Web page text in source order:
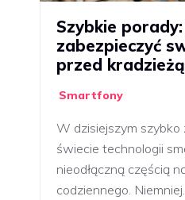
Szybkie porady:
zabezpieczyć
przed
Smartfony
W dzisiejszym szybko
świecie technologii
nieodłączną częścią
codziennego. Niemniej…